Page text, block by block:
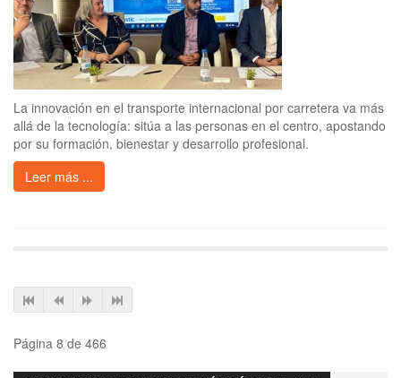
La innovación en el transporte internacional por carretera va más
allá de la tecnología: sitúa a las personas en el centro, apostando
por su formación, bienestar y desarrollo profesional.
Leer más ...
Página 8 de 466